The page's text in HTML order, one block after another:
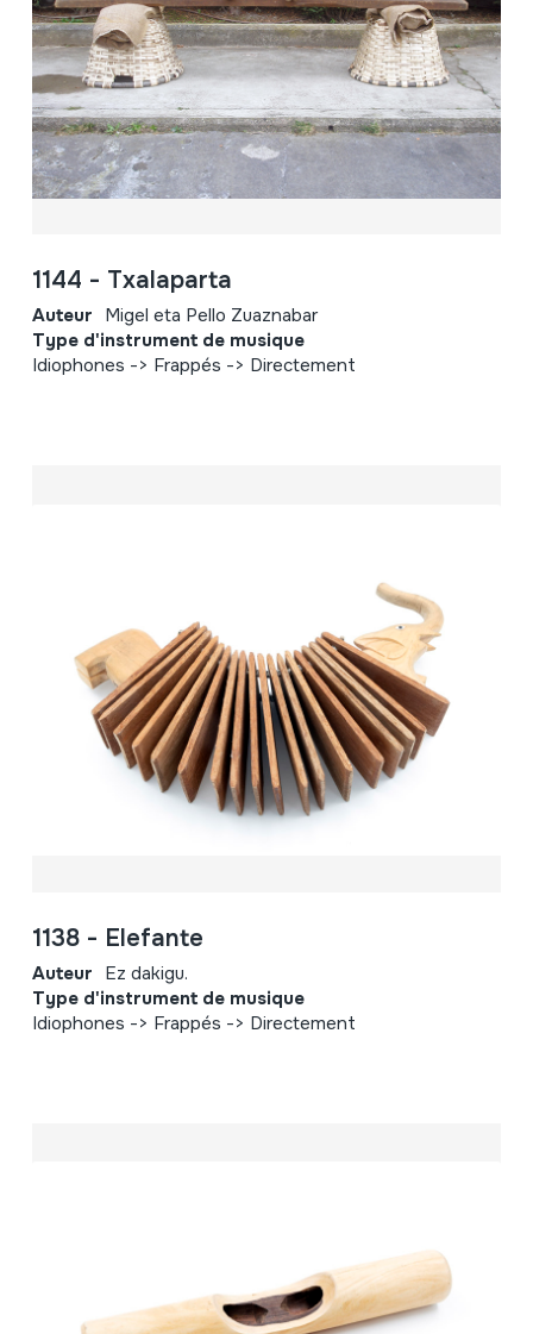
1144 - Txalaparta
Auteur Migel eta Pello Zuaznabar
Type d'instrument de musique
Idiophones -> Frappés -> Directement
1138 - Elefante
Auteur Ez dakigu.
Type d'instrument de musique
Idiophones -> Frappés -> Directement